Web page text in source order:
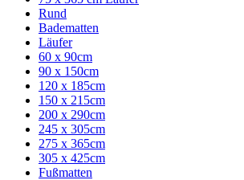
Rund
Badematten
Läufer
60 x 90cm
90 x 150cm
120 x 185cm
150 x 215cm
200 x 290cm
245 x 305cm
275 x 365cm
305 x 425cm
Fußmatten